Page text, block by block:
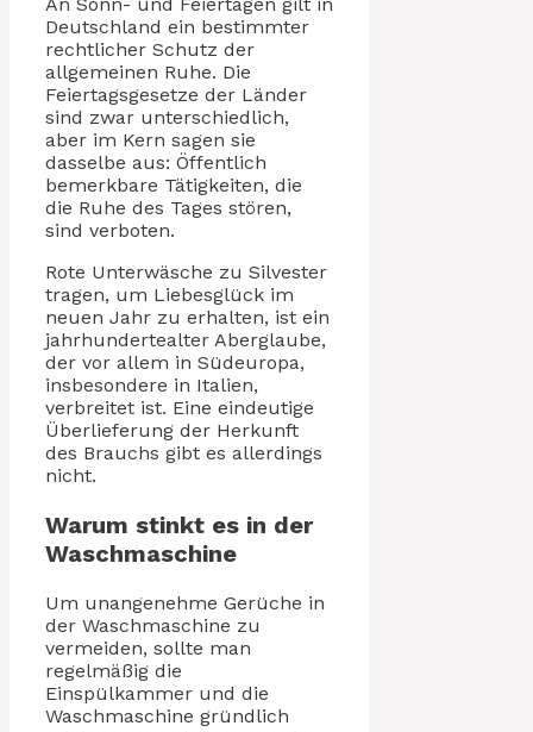
Deutschland ein bestimmter
rechtlicher Schutz der
allgemeinen Ruhe. Die
Feiertagsgesetze der Länder
sind zwar unterschiedlich,
aber im Kern sagen sie
dasselbe aus: Öffentlich
bemerkbare Tätigkeiten, die
die Ruhe des Tages stören,
sind verboten.
Rote Unterwäsche zu Silvester
tragen, um Liebesglück im
neuen Jahr zu erhalten, ist ein
jahrhundertealter Aberglaube,
der vor allem in Südeuropa,
insbesondere in Italien,
verbreitet ist. Eine eindeutige
Überlieferung der Herkunft
des Brauchs gibt es allerdings
nicht.
Warum stinkt es in der
Waschmaschine
Um unangenehme Gerüche in
der Waschmaschine zu
vermeiden, sollte man
regelmäßig die
Einspülkammer und die
Waschmaschine gründlich